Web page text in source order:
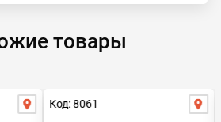
товары
Код: 8061